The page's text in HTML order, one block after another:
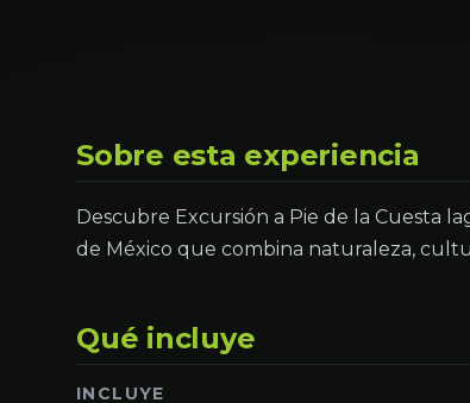
Sobre esta experiencia
Descubre Excursión a Pie de la Cuesta
de México que combina naturaleza,
Qué incluye
INCLUYE